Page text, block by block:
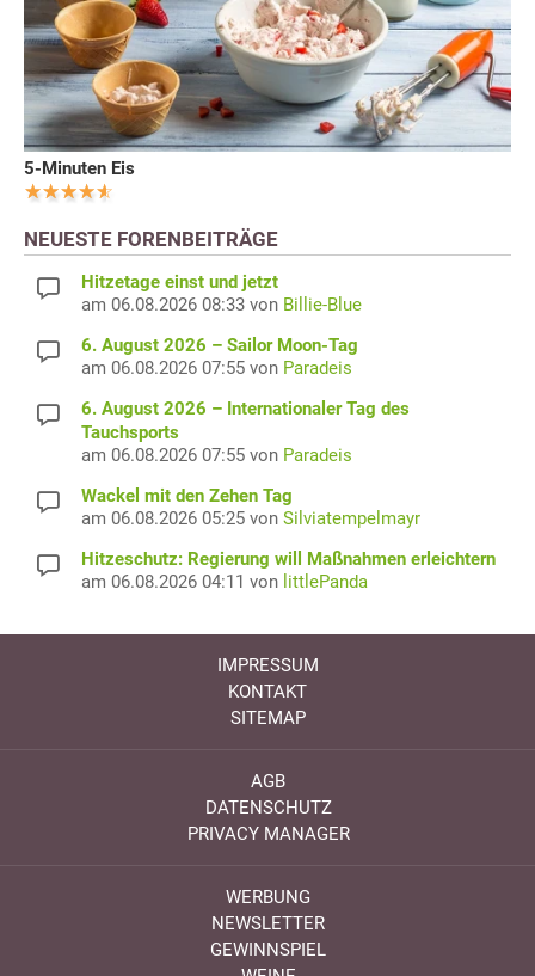
5-Minuten Eis
NEUESTE FORENBEITRÄGE
Hitzetage einst und jetzt
am 06.08.2026 08:33 von Billie-Blue
6. August 2026 – Sailor Moon-Tag
am 06.08.2026 07:55 von Paradeis
6. August 2026 – Internationaler Tag des
Tauchsports
am 06.08.2026 07:55 von Paradeis
Wackel mit den Zehen Tag
am 06.08.2026 05:25 von Silviatempelmayr
Hitzeschutz: Regierung will Maßnahmen erleichtern
am 06.08.2026 04:11 von littlePanda
IMPRESSUM
KONTAKT
SITEMAP
AGB
DATENSCHUTZ
PRIVACY MANAGER
WERBUNG
NEWSLETTER
GEWINNSPIEL